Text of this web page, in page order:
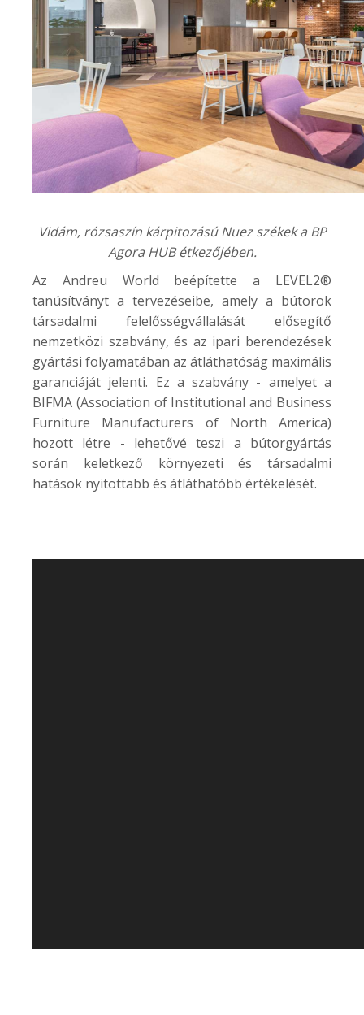
Vidám, rózsaszín kárpitozású Nuez székek a BP
Agora HUBétkezőjében.
Az Andreu World beépítette a LEVEL2®
tanúsítványt a tervezéseibe, amely a bútorok
társadalmi felelősségvállalását elősegítő
nemzetközi szabvány, és az ipari berendezések
gyártási folyamatában az átláthatóság maximális
garanciáját jelenti. Ez a szabvány - amelyet a
BIFMA (Association of Institutional and Business
Furniture Manufacturers of North America)
hozott létre - lehetővé teszi a bútorgyártás
során keletkező környezeti és társadalmi
hatások nyitottabb és átláthatóbb értékelését.